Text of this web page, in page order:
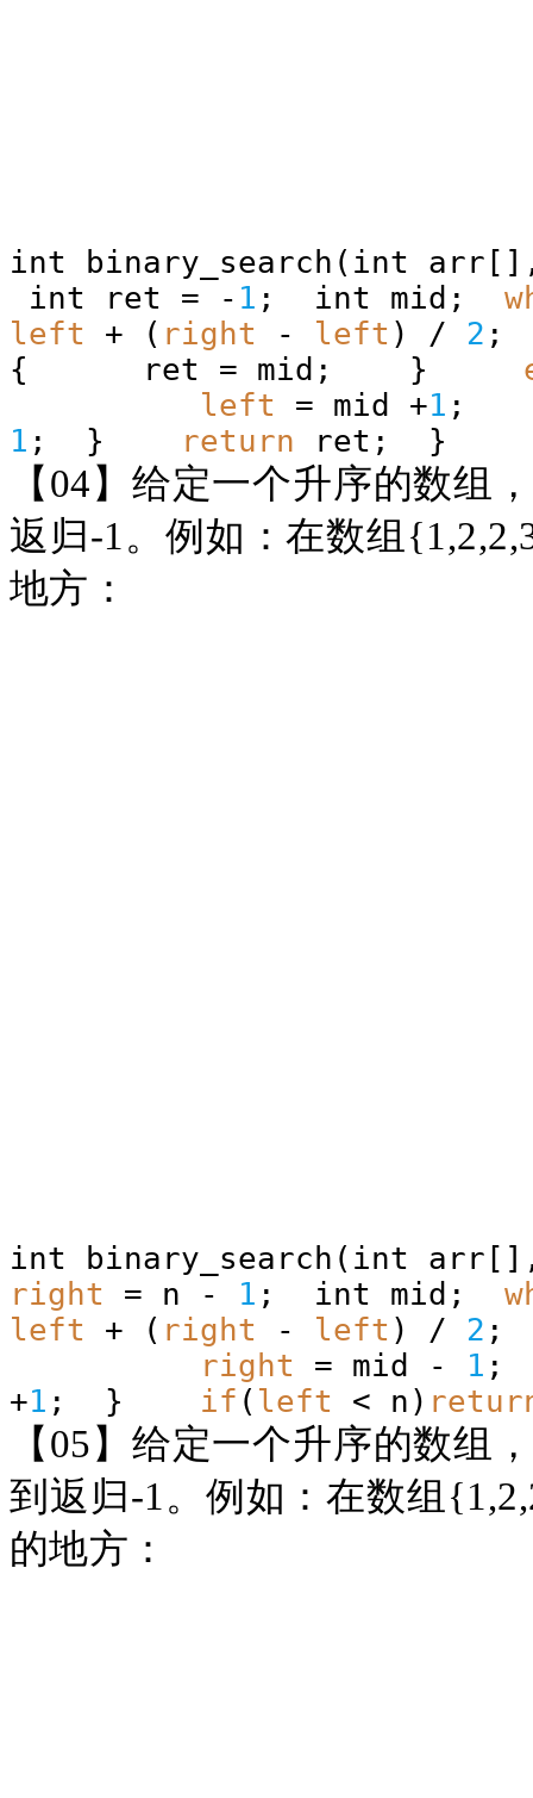
int binary_search(int
int ret = - 1 ; int mid;
left + ( right - left ) / 2
{ ret = mid; }
left = mid +1
1 ; } return ret; }
【 04】给定一个升序的数组
返归-1。例如：在数组
地方：
int binary_search(int
right = n - 1 ; int mid;
left + ( right - left ) / 2
right = mid - 1
+1 ; } if ( left < n)
【 05】给定一个升序的数组
到返归-1。例如：在数组
的地方：